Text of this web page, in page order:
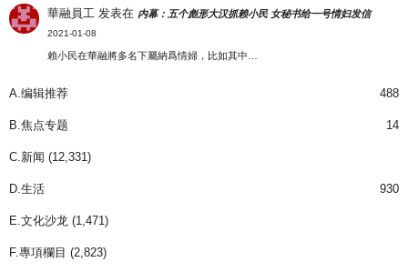
華融員工 发表在 内幕：五个彪形大汉抓赖小民 女秘书给一号情妇发信
2021-01-08
賴小民在華融將多名下屬納爲情婦，比如其中…
A.编辑推荐 488
B.焦点专题 14
C.新闻 (12,331)
D.生活 930
E.文化沙龙 (1,471)
F.專項欄目 (2,823)